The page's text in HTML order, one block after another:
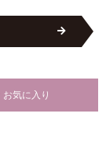
お気に入り